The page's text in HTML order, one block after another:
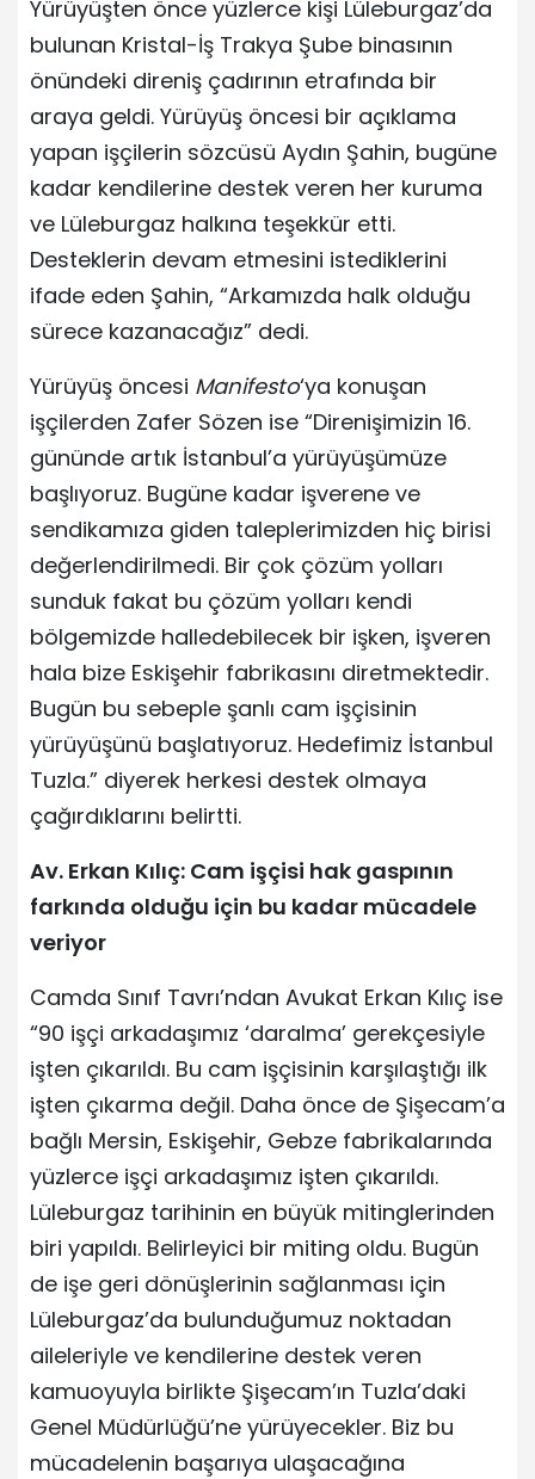
Yürüyüşten önce yüzlerce kişi Lüleburgaz’da
bulunan Kristal-İş Trakya Şube binasının
önündeki direniş çadırının etrafında bir
araya geldi. Yürüyüş öncesi bir açıklama
yapan işçilerin sözcüsü Aydın Şahin, bugüne
kadar kendilerine destek veren her kuruma
ve Lüleburgaz halkına teşekkür etti.
Desteklerin devam etmesini istediklerini
ifade eden Şahin, “Arkamızda halk olduğu
sürece kazanacağız” dedi.
Yürüyüş öncesi Manifesto‘ya konuşan
işçilerden Zafer Sözen ise “Direnişimizin 16.
gününde artık İstanbul’a yürüyüşümüze
başlıyoruz. Bugüne kadar işverene ve
sendikamıza giden taleplerimizden hiç birisi
değerlendirilmedi. Bir çok çözüm yolları
sunduk fakat bu çözüm yolları kendi
bölgemizde halledebilecek bir işken, işveren
hala bize Eskişehir fabrikasını diretmektedir.
Bugün bu sebeple şanlı cam işçisinin
yürüyüşünü başlatıyoruz. Hedefimiz İstanbul
Tuzla.” diyerek herkesi destek olmaya
çağırdıklarını belirtti.
Av. Erkan Kılıç: Cam işçisi hak gaspının
farkında olduğu için bu kadar mücadele
veriyor
Camda Sınıf Tavrı’ndan Avukat Erkan Kılıç ise
“90 işçi arkadaşımız ‘daralma’ gerekçesiyle
işten çıkarıldı. Bu cam işçisinin karşılaştığı ilk
işten çıkarma değil. Daha önce de Şişecam’a
bağlı Mersin, Eskişehir, Gebze fabrikalarında
yüzlerce işçi arkadaşımız işten çıkarıldı.
Lüleburgaz tarihinin en büyük mitinglerinden
biri yapıldı. Belirleyici bir miting oldu. Bugün
de işe geri dönüşlerinin sağlanması için
Lüleburgaz’da bulunduğumuz noktadan
aileleriyle ve kendilerine destek veren
kamuoyuyla birlikte Şişecam’ın Tuzla’daki
Genel Müdürlüğü’ne yürüyecekler. Biz bu
mücadelenin başarıya ulaşacağına